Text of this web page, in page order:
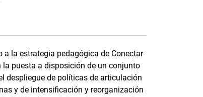
la estrategia pedagógica de Conectar
la puesta a disposición de un conjunto
despliegue de políticas de articulación
y de intensificación y reorganización